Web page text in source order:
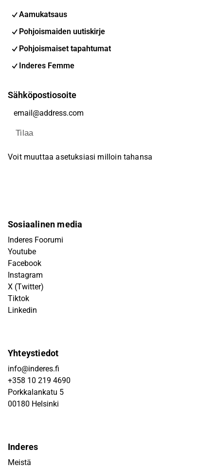
Aamukatsaus
Pohjoismaiden uutiskirje
Pohjoismaiset tapahtumat
Inderes Femme
Sähköpostiosoite
Tilaa
Voit muuttaa asetuksiasi milloin tahansa
Sosiaalinen media
Inderes Foorumi
Youtube
Facebook
Instagram
X (Twitter)
Tiktok
Linkedin
Yhteystiedot
info@inderes.fi
+358 10 219 4690
Porkkalankatu 5
00180 Helsinki
Inderes
Meistä